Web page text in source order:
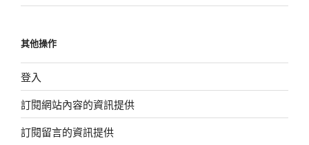
其他操作
登入
訂閱網站內容的資訊提供
訂閱留言的資訊提供